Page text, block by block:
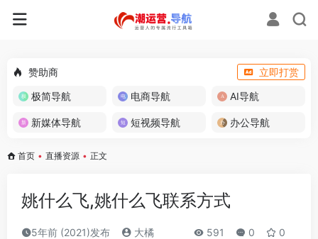
赞助商
立即打赏
极简导航
电商导航 AI导航
新媒体导航 短视频导航 办公导航
首页 • 直播资源 • 正文
姚什么飞,姚什么飞联系方式
5年前 (2021)发布 大橘 591 0 0